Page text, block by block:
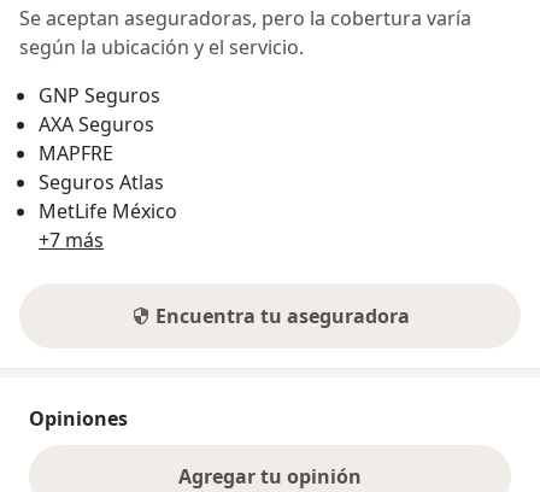
Se aceptan aseguradoras, pero la cobertura varía
según la ubicación y el servicio.
GNP Seguros
AXA Seguros
MAPFRE
Seguros Atlas
MetLife México
+7 más
Encuentra tu aseguradora
Opiniones
Agregar tu opinión